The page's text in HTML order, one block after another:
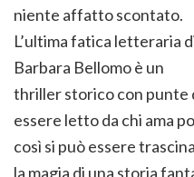
niente affatto scontato.
L’ultima fatica letteraria
Barbara Bellomo è un
thriller storico con punte
essere letto da chi ama
così si può essere
la magia di una storia